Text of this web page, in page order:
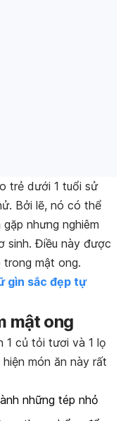
trẻ dưới 1 tuổi sử
Bởi lẽ, nó có thể
nhưng nghiêm
sinh. Điều này được
mật ong.
gìn sắc đẹp tự
mật ong
1 củ tỏi tươi và 1 lọ
món ăn này rất
những tép nhỏ